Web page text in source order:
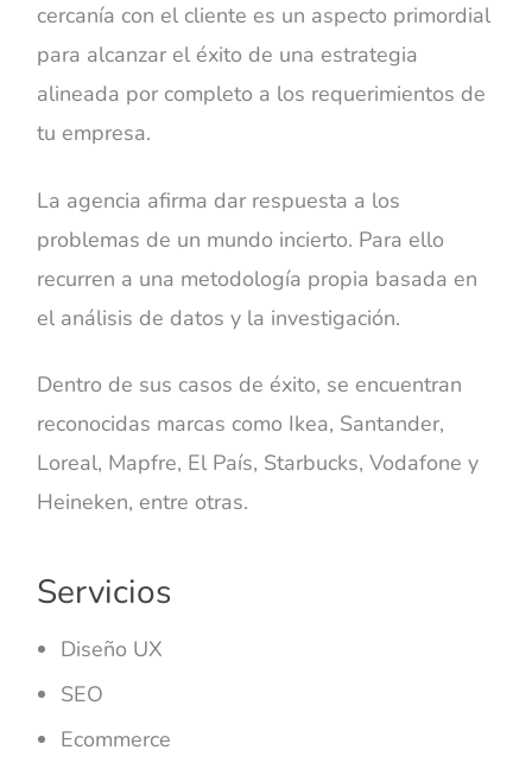
cercanía con el cliente es un aspecto primordial
para alcanzar el éxito de una estrategia
alineada por completo a los requerimientos de
tu empresa.
La agencia afirma dar respuesta a los
problemas de un mundo incierto. Para ello
recurren a una metodología propia basada en
el análisis de datos y la investigación.
Dentro de sus casos de éxito, se encuentran
reconocidas marcas como Ikea, Santander,
Loreal, Mapfre, El País, Starbucks, Vodafone y
Heineken, entre otras.
Servicios
Diseño UX
SEO
Ecommerce